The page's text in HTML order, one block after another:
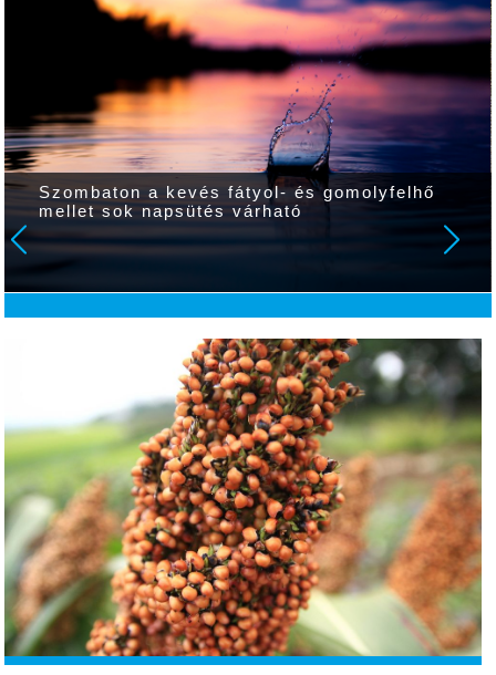
Szombaton a kevés fátyol- és gomolyfelhő
mellet sok napsütés várható